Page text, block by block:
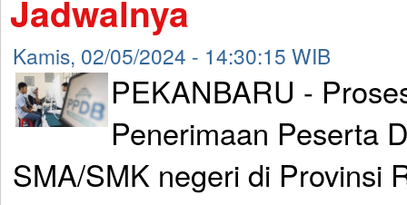
Jadwalnya
Kamis, 02/05/2024 - 14:30:15 WIB
PEKANBARU -
Penerimaan Peserta
SMA/SMK negeri di Provinsi